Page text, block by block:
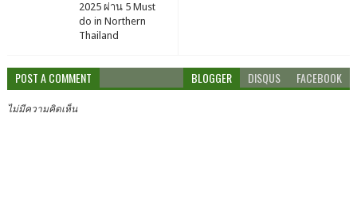
2025 ผ่าน 5 Must
do in Northern
Thailand
POST A COMMENT BLOGGER DISQUS FACEBOOK
ไม่มีความคิดเห็น